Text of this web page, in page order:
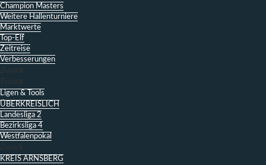
Champion Masters
Weitere Hallenturniere
Marktwerte
Top-Elf
Zeitreise
Verbesserungen
Zurück
Zurück
Ligen & Tools
ÜBERKREISLICH
Landesliga 2
Bezirksliga 4
Westfalenpokal
Zurück
KREIS ARNSBERG